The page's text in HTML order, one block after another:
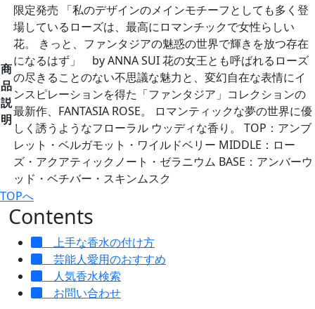
商
品
説
明
限定発売 「私のデザインのメインモチーフとしても多く登
場しているローズは、最高にロマンチックで女性らしい
花。 きっと、ファンタジアの魅惑の世界で輝きを放つ存在
になるはず」 by ANNA SUI 花の女王とも呼ばれるローズ
の尽きることのない不思議な魅力と、変幻自在な表情にイ
ンスピレーションを得た「ファンタジア」コレクションの
最新作、FANTASIA ROSE。 ロマンティックな夢の世界に優
しく誘うようなフローラル ウッディな香り。 TOP：アンブ
レット・ベルガモット・ワイルドベリー MIDDLE：ロー
ズ・アクアティックノート・ゼラニウム BASE：アンバーウ
ッド・ベチバー・スキンムスク
TOPへ
Contents
上手な香水の付け方
芸能人愛用のおすすめ
人気香水検索
お問い合わせ